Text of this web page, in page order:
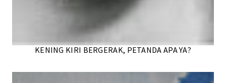
KENING KIRI BERGERAK, PETANDA APA YA?